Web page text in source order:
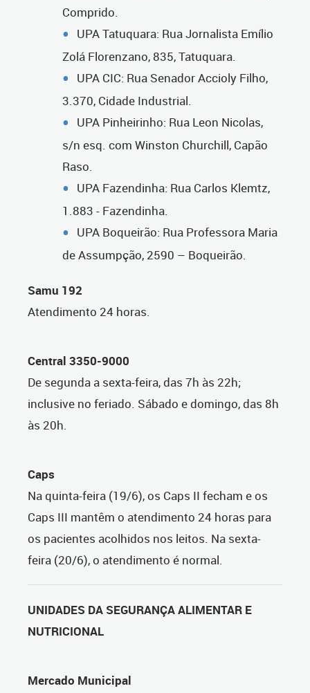
Comprido.
UPA Tatuquara: Rua Jornalista Emílio
Zolá Florenzano, 835, Tatuquara.
UPA CIC: Rua Senador Accioly Filho,
3.370, Cidade Industrial.
UPA Pinheirinho: Rua Leon Nicolas,
s/n esq. com Winston Churchill, Capão
Raso.
UPA Fazendinha: Rua Carlos Klemtz,
1.883 - Fazendinha.
UPA Boqueirão: Rua Professora Maria
de Assumpção, 2590 – Boqueirão.
Samu 192
Atendimento 24 horas.
Central 3350-9000
De segunda a sexta-feira, das 7h às 22h;
inclusive no feriado. Sábado e domingo, das 8h
às 20h.
Caps
Na quinta-feira (19/6),os Caps II fecham e os
Caps III mantêm o atendimento 24 horas para
os pacientes acolhidos nos leitos. Na sexta-
feira (20/6), o atendimento é normal.
UNIDADES DA SEGURANÇA ALIMENTAR E
NUTRICIONAL
Mercado Municipal